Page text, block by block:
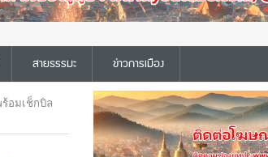
สายธรรมะ ข่าวการเมือง
อมเช็กบิล